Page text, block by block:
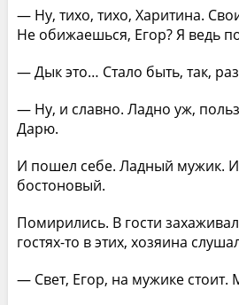
— Ну, тихо, тихо, Харитина.
Не обижаешься, Егор? Я ведь
— Дык это… Стало быть, так,
— Ну, и славно. Ладно уж,
Дарю.
И пошел себе. Ладный мужик.
бостоновый.
Помирились. В гости
гостях-то в этих, хозяина
— Свет, Егор, на мужике стоит.